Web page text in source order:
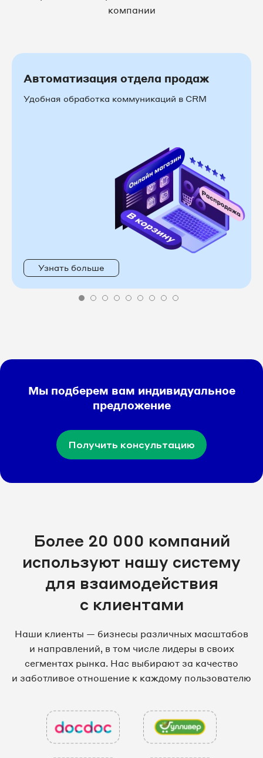
компании
Автоматизация отдела продаж
Удобная обработка коммуникаций в CRM
Узнать больше
Мы подберем вам индивидуальное
предложение
Получить консультацию
Более 20 000 компаний
используют нашу систему
для взаимодействия
с клиентами
Наши клиенты — бизнесы различных масштабов
и направлений, в том числе лидеры в своих
сегментах рынка. Нас выбирают за качество
и заботливое отношение к каждому пользователю